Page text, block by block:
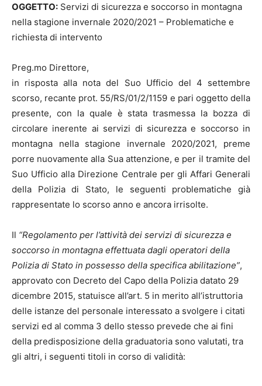
OGGETTO: Servizi di sicurezza e soccorso in montagna
nella stagione invernale 2020/2021 – Problematiche e
richiesta di intervento
Preg.mo Direttore,
in risposta alla nota del Suo Ufficio del 4 settembre
scorso, recante prot. 55/RS/01/2/1159 e pari oggetto della
presente, con la quale è stata trasmessa la bozza di
circolare inerente ai servizi di sicurezza e soccorso in
montagna nella stagione invernale 2020/2021, preme
porre nuovamente alla Sua attenzione, e per il tramite del
Suo Ufficio alla Direzione Centrale per gli Affari Generali
della Polizia di Stato, le seguenti problematiche già
rappresentate lo scorso anno e ancora irrisolte.
Il “Regolamento per l’attività dei servizi di sicurezza e
soccorso in montagna effettuata dagli operatori della
Polizia di Stato in possesso della specifica abilitazione”,
approvato con Decreto del Capo della Polizia datato 29
dicembre 2015, statuisce all’art. 5 in merito all’istruttoria
delle istanze del personale interessato a svolgere i citati
servizi ed al comma 3 dello stesso prevede che ai fini
della predisposizione della graduatoria sono valutati, tra
gli altri, i seguenti titoli in corso di validità: